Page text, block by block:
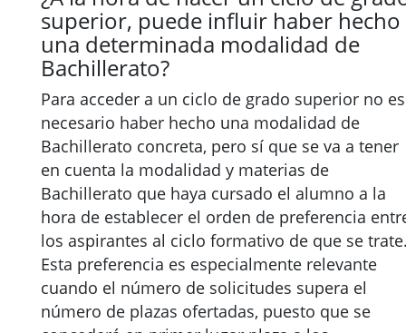
superior, puede influir haber hecho
una determinada modalidad de
Bachillerato?
Para acceder a un ciclo de grado superior no es
necesario haber hecho una modalidad de
Bachillerato concreta, pero sí que se va a tener
en cuenta la modalidad y materias de
Bachillerato que haya cursado el alumno a la
hora de establecer el orden de preferencia
los aspirantes al ciclo formativo de que se
Esta preferencia es especialmente relevante
cuando el número de solicitudes supera el
número de plazas ofertadas, puesto que se